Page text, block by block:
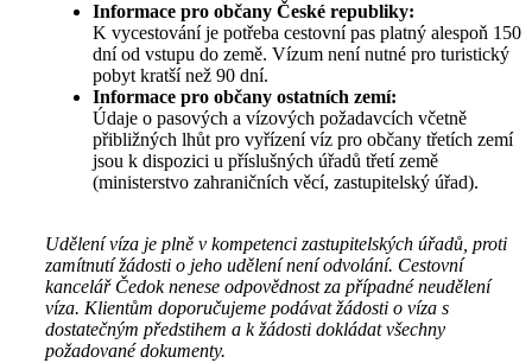
Informace pro občany České republiky:
K vycestování je potřeba cestovní pas platný alespoň 150
dní od vstupu do země. Vízum není nutné pro turistický
pobyt kratší než 90 dní.
Informace pro občany ostatních zemí:
Údaje o pasových a vízových požadavcích včetně
přibližných lhůt pro vyřízení víz pro občany třetích zemí
jsou k dispozici u příslušných úřadů třetí země
(ministerstvo zahraničních věcí, zastupitelský úřad).
Udělení víza je plně v kompetenci zastupitelských úřadů, proti
zamítnutí žádosti o jeho udělení není odvolání. Cestovní
kancelář Čedok nenese odpovědnost za případné neudělení
víza. Klientům doporučujeme podávat žádosti o víza s
dostatečným předstihem a k žádosti dokládat všechny
požadované dokumenty.